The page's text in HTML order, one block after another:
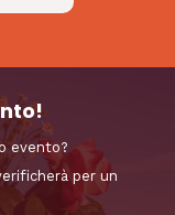
evento?
per un